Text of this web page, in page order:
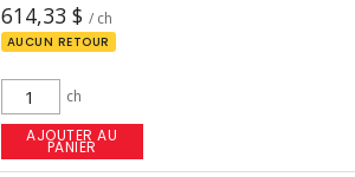
614,33 $ / ch
AUCUN RETOUR
ch
AJOUTER AU
PANIER